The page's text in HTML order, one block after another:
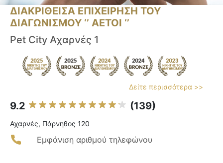
ΔΙΑΚΡΙΘΕΙΣΑ ΕΠΙΧΕΙΡΗΣΗ ΤΟΥ
ΔΙΑΓΩΝΙΣΜΟΥ ‘’ ΑΕΤΟΙ ‘’
Pet City Αχαρνές 1
Δείτε περισσότερα >>
9.2 (139)
Αχαρνές, Πάρνηθος 120
Εμφάνιση αριθμού τηλεφώνου